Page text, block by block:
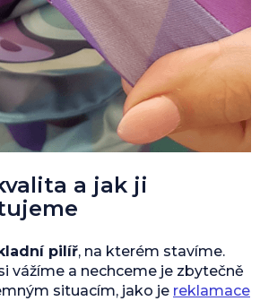
a jak ji
pilíř, na kterém stavíme.
vážíme a nechceme je zbytečně
situacím, jako je reklamace